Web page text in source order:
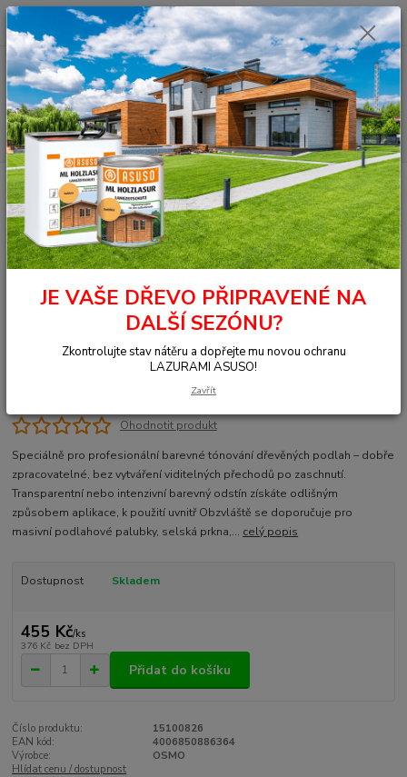
Menu
Hledat
+420 377 441 961 0ks
za 0,00 Kč
Úvod OSMO - přírodní oleje Na dřevo uvnitř
Nábytek, stěna, strop
Olejové mořidlo
3543 Olejové mořidlo, Cognac 0,125 l
3543 Olejové mořidlo, Cognac
0,125 l
Ohodnotit produkt
Speciálně pro profesionální barevné tónování dřevěných podlah – dobře
zpracovatelné, bez vytváření viditelných přechodů po zaschnutí.
Transparentní nebo intenzivní barevný odstín získáte odlišným
způsobem aplikace, k použití uvnitř Obzvláště se doporučuje pro
masivní podlahové palubky, selská prkna,... celý popis
Dostupnost Skladem
455 Kč/ks
376 Kč bez DPH
Přidat do košíku
Číslo produktu:
15100826
EAN kód:
4006850886364
Výrobce:
OSMO
Hlídat cenu / dostupnost
JE VAŠE DŘEVO PŘIPRAVENÉ NA
DALŠÍ SEZÓNU?
Zkontrolujte stav nátěru a dopřejte mu novou ochranu
LAZURAMI ASUSO!
Zavřít